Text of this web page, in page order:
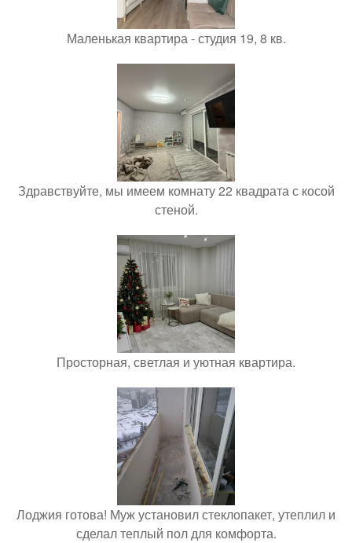
Маленькая квартира - студия 19, 8 кв.
Здравствуйте, мы имеем комнату 22 квадрата с косой
стеной.
Просторная, светлая и уютная квартира.
Лоджия готова! Муж установил стеклопакет, утеплил и
сделал теплый пол для комфорта.